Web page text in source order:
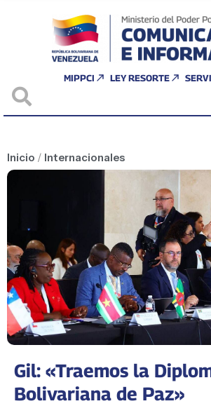
MIPPCI LEY RESORTE
Inicio / Internacionales
Gil: «Traemos la
Bolivariana de Paz»